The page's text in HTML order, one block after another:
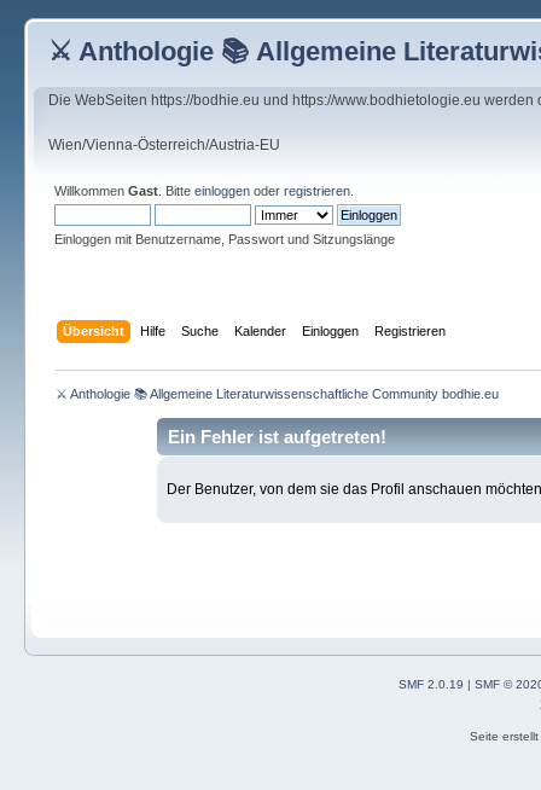
⚔ Anthologie 📚 Allgemeine
Die WebSeiten https://bodhie.eu und https://www.bodhietologie.eu
Wien/Vienna-Österreich/Austria-EU
Willkommen Gast. Bitte einloggenoder registrieren.
Einloggen mit Benutzername, Passwort und Sitzungslänge
Übersicht Hilfe Suche Kalender Einloggen Registrieren
⚔ Anthologie 📚 Allgemeine Literaturwissenschaftliche Community bodhie.eu
Ein Fehler ist aufgetreten!
Der Benutzer, von dem sie das Profil anschauen
SMF 2.0.19 |SMF ©
Seite